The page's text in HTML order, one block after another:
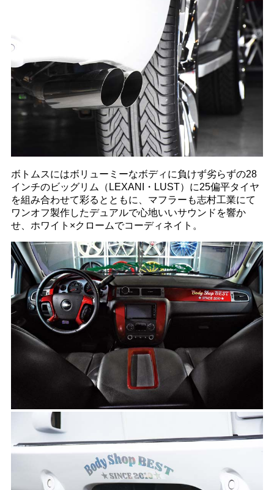
ボトムスにはボリューミーなボディに負けず劣らずの28
インチのビッグリム（LEXANI・LUST）に25偏平タイヤ
を組み合わせて彩るとともに、マフラーも志村工業にて
ワンオフ製作したデュアルで心地いいサウンドを響か
せ、ホワイト×クロームでコーディネイト。